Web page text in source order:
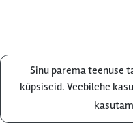
Küsi pakkumist
Sinu parema teenuse
küpsiseid. Veebilehe